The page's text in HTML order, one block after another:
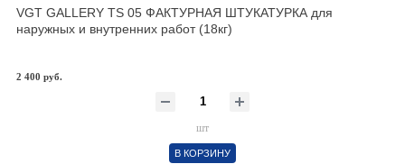
VGT GALLERY TS 05 ФАКТУРНАЯ ШТУКАТУРКА для
наружных и внутренних работ (18кг)
2 400 руб.
шт
В КОРЗИНУ